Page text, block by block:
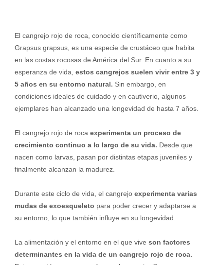
El cangrejo rojo de roca, conocido científicamente como
Grapsus grapsus, es una especie de crustáceo que habita
en las costas rocosas de América del Sur. En cuanto a su
esperanza de vida, estos cangrejos suelen vivir entre 3 y
5 años en su entorno natural. Sin embargo, en
condiciones ideales de cuidado y en cautiverio, algunos
ejemplares han alcanzado una longevidad de hasta 7 años.
El cangrejo rojo de roca experimenta un proceso de
crecimiento continuo a lo largo de su vida. Desde que
nacen como larvas, pasan por distintas etapas juveniles y
finalmente alcanzan la madurez.
Durante este ciclo de vida, el cangrejo experimenta varias
mudas de exoesqueleto para poder crecer y adaptarse a
su entorno, lo que también influye en su longevidad.
La alimentación y el entorno en el que vive son factores
determinantes en la vida de un cangrejo rojo de roca.